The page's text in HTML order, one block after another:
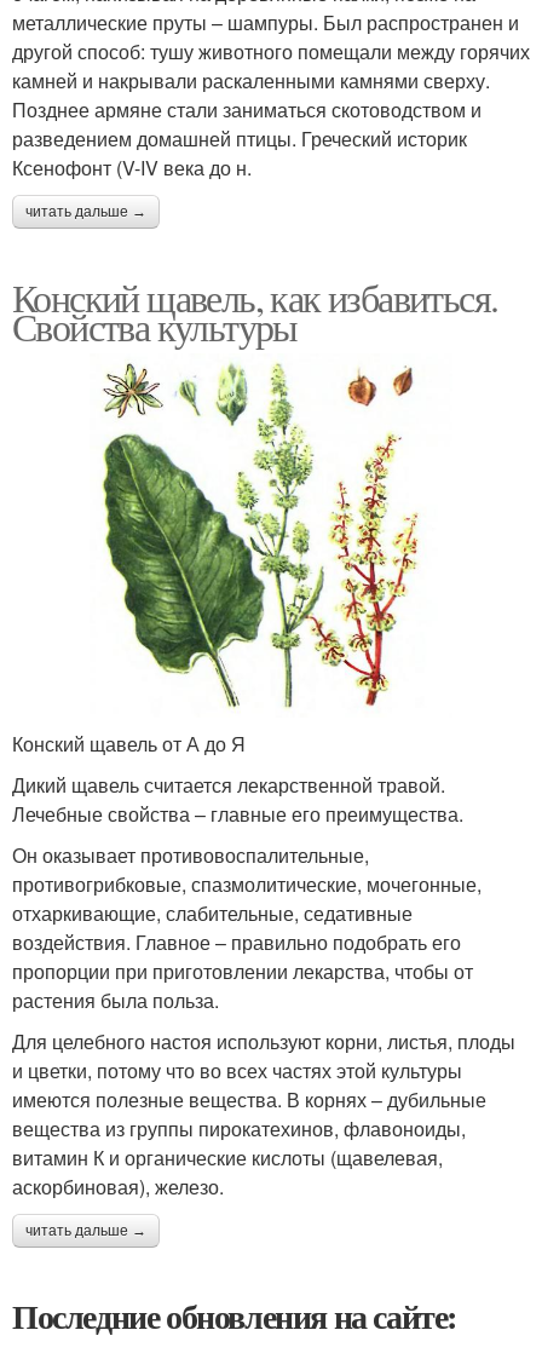
металлические пруты – шампуры. Был распространен и
другой способ: тушу животного помещали между горячих
камней и накрывали раскаленными камнями сверху.
Позднее армяне стали заниматься скотоводством и
разведением домашней птицы. Греческий историк
Ксенофонт (V-IV века до н.
читать дальше →
Конский щавель, как избавиться.
Свойства культуры
Конский щавель от А до Я
Дикий щавель считается лекарственной травой.
Лечебные свойства – главные его преимущества.
Он оказывает противовоспалительные,
противогрибковые, спазмолитические, мочегонные,
отхаркивающие, слабительные, седативные
воздействия. Главное – правильно подобрать его
пропорции при приготовлении лекарства, чтобы от
растения была польза.
Для целебного настоя используют корни, листья, плоды
и цветки, потому что во всех частях этой культуры
имеются полезные вещества. В корнях – дубильные
вещества из группы пирокатехинов, флавоноиды,
витамин К и органические кислоты (щавелевая,
аскорбиновая), железо.
читать дальше →
Последние обновления на сайте: